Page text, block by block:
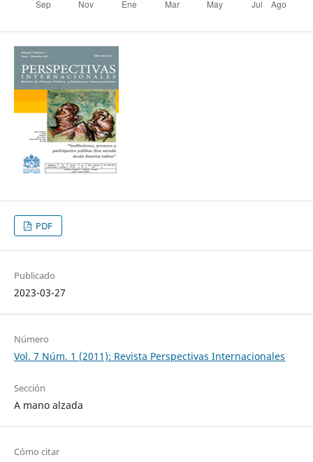
PDF
Publicado
2023-03-27
Número
Vol. 7 Núm. 1 (2011): Revista Perspectivas Internacionales
Sección
A mano alzada
Cómo citar